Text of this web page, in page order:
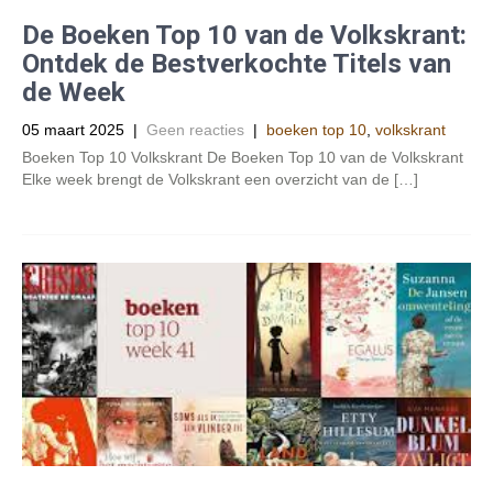
De Boeken Top 10 van de Volkskrant:
Ontdek de Bestverkochte Titels van
de Week
05 maart 2025 | Geen reacties | boeken top 10 volkskrant
Boeken Top 10 Volkskrant De Boeken Top 10 van de Volkskrant
Elke week brengt de Volkskrant een overzicht van de […]